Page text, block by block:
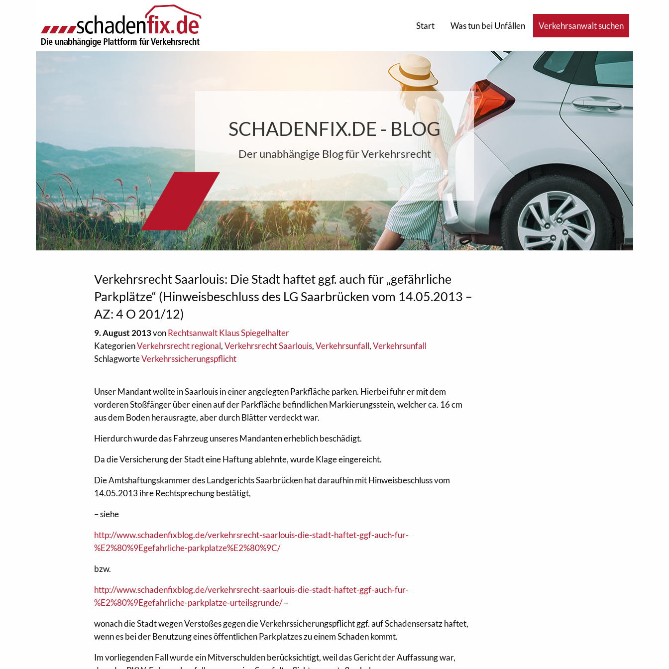
Start Was tun bei Unfällen Verkehrsanwalt suchen
SCHADENFIX.DE - BLOG
Der unabhängige Blog für Verkehrsrecht
Verkehrsrecht Saarlouis: Die Stadt haftet ggf. auch für „gefährliche
Parkplätze“ (Hinweisbeschluss des LG Saarbrücken vom 14.05.2013 –
AZ: 4 O 201/12)
9. August 2013vonRechtsanwalt Klaus Spiegelhalter
KategorienVerkehrsrecht regional,Verkehrsrecht Saarlouis,Verkehrsunfall,Verkehrsunfall
SchlagworteVerkehrssicherungspflicht
Unser Mandant wollte in Saarlouis in einer angelegten Parkfläche parken. Hierbei fuhr er mit dem
vorderen Stoßfänger über einen auf der Parkfläche befindlichen Markierungsstein, welcher ca. 16 cm
aus dem Boden herausragte, aber durch Blätter verdeckt war.
Hierdurch wurde das Fahrzeug unseres Mandanten erheblich beschädigt.
Da die Versicherung der Stadt eine Haftung ablehnte, wurde Klage eingereicht.
Die Amtshaftungskammer des Landgerichts Saarbrücken hat daraufhin mit Hinweisbeschluss vom
14.05.2013 ihre Rechtsprechung bestätigt,
– siehe
http://www.schadenfixblog.de/verkehrsrecht-saarlouis-die-stadt-haftet-ggf-auch-fur-
%E2%80%9Egefahrliche-parkplatze%E2%80%9C/
bzw.
http://www.schadenfixblog.de/verkehrsrecht-saarlouis-die-stadt-haftet-ggf-auch-fur-
%E2%80%9Egefahrliche-parkplatze-urteilsgrunde/–
wonach die Stadt wegen Verstoßes gegen die Verkehrssicherungspflicht ggf. auf Schadensersatz haftet,
wenn es bei der Benutzung eines öffentlichen Parkplatzes zu einem Schaden kommt.
Im vorliegenden Fall wurde ein Mitverschulden berücksichtigt, weil das Gericht der Auffassung war,